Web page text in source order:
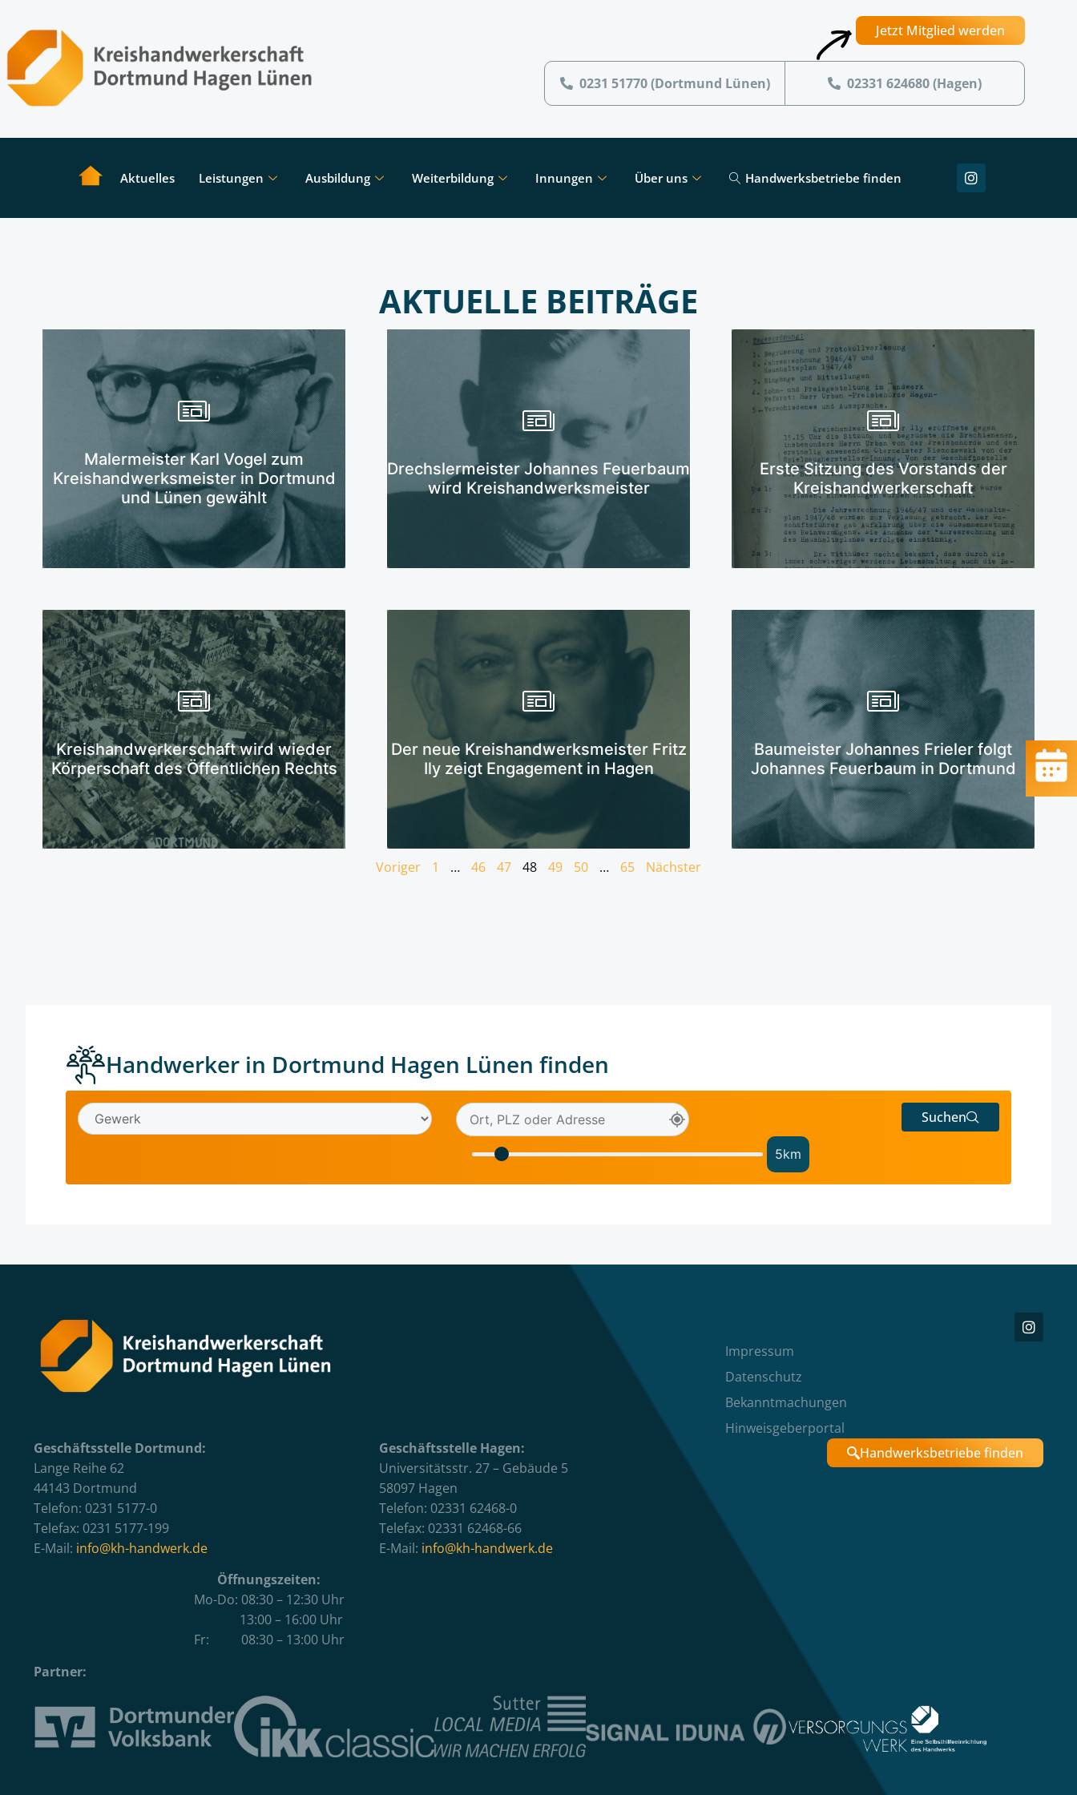
Jetzt Mitglied werden
0231 51770 (Dortmund Lünen) 02331 624680 (Hagen)
Aktuelles Leistungen Ausbildung Weiterbildung Innungen Über uns Handwerksbetriebe finden
AKTUELLE BEITRÄGE
Malermeister Karl Vogel zum
Kreishandwerksmeister in Dortmund
und Lünen gewählt
Mehr erfahren
Drechslermeister Johannes Feuerbaum
wird Kreishandwerksmeister
Mehr erfahren
Erste Sitzung des Vorstands der
Kreishandwerkerschaft
Mehr erfahren
Kreishandwerkerschaft wird wieder
Körperschaft des Öffentlichen Rechts
Mehr erfahren
Der neue Kreishandwerksmeister Fritz
Ily zeigt Engagement in Hagen
Baumeister Johannes Frieler folgt
Johannes Feuerbaum in Dortmund
Mehr erfahren
Voriger 1 … 46 47 48 49 50 … 65 Nächster
Handwerker in Dortmund Hagen Lünen finden
5km
Suchen
Impressum
Datenschutz
Bekanntmachungen
Hinweisgeberportal
Geschäftsstelle Dortmund:
Lange Reihe 62
44143 Dortmund
Telefon: 0231 5177-0
Telefax: 0231 5177-199
E-Mail: info@kh-handwerk.de
Geschäftsstelle Hagen:
Universitätsstr. 27 – Gebäude 5
58097 Hagen
Telefon: 02331 62468-0
Telefax: 02331 62468-66
E-Mail: info@kh-handwerk.de
Handwerksbetriebe finden
Öffnungszeiten:
Mo-Do: 08:30 – 12:30 Uhr
13:00 – 16:00 Uhr
Fr: 08:30 – 13:00 Uhr
Partner: